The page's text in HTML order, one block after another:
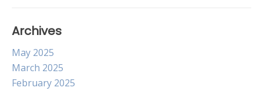
Archives
May 2025
March 2025
February 2025